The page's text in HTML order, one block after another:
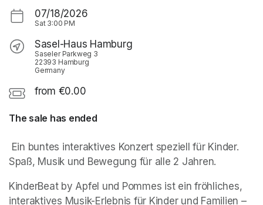
07/18/2026
Sat 3:00 PM
Sasel-Haus Hamburg
Saseler Parkweg 3
22393 Hamburg
Germany
from €0.00
The sale has ended
Spaß, Musik und Bewegung für alle 2 Jahren.
KinderBeat by Apfel und Pommes ist ein fröhliches,
interaktives Musik-Erlebnis für Kinder und Familien –